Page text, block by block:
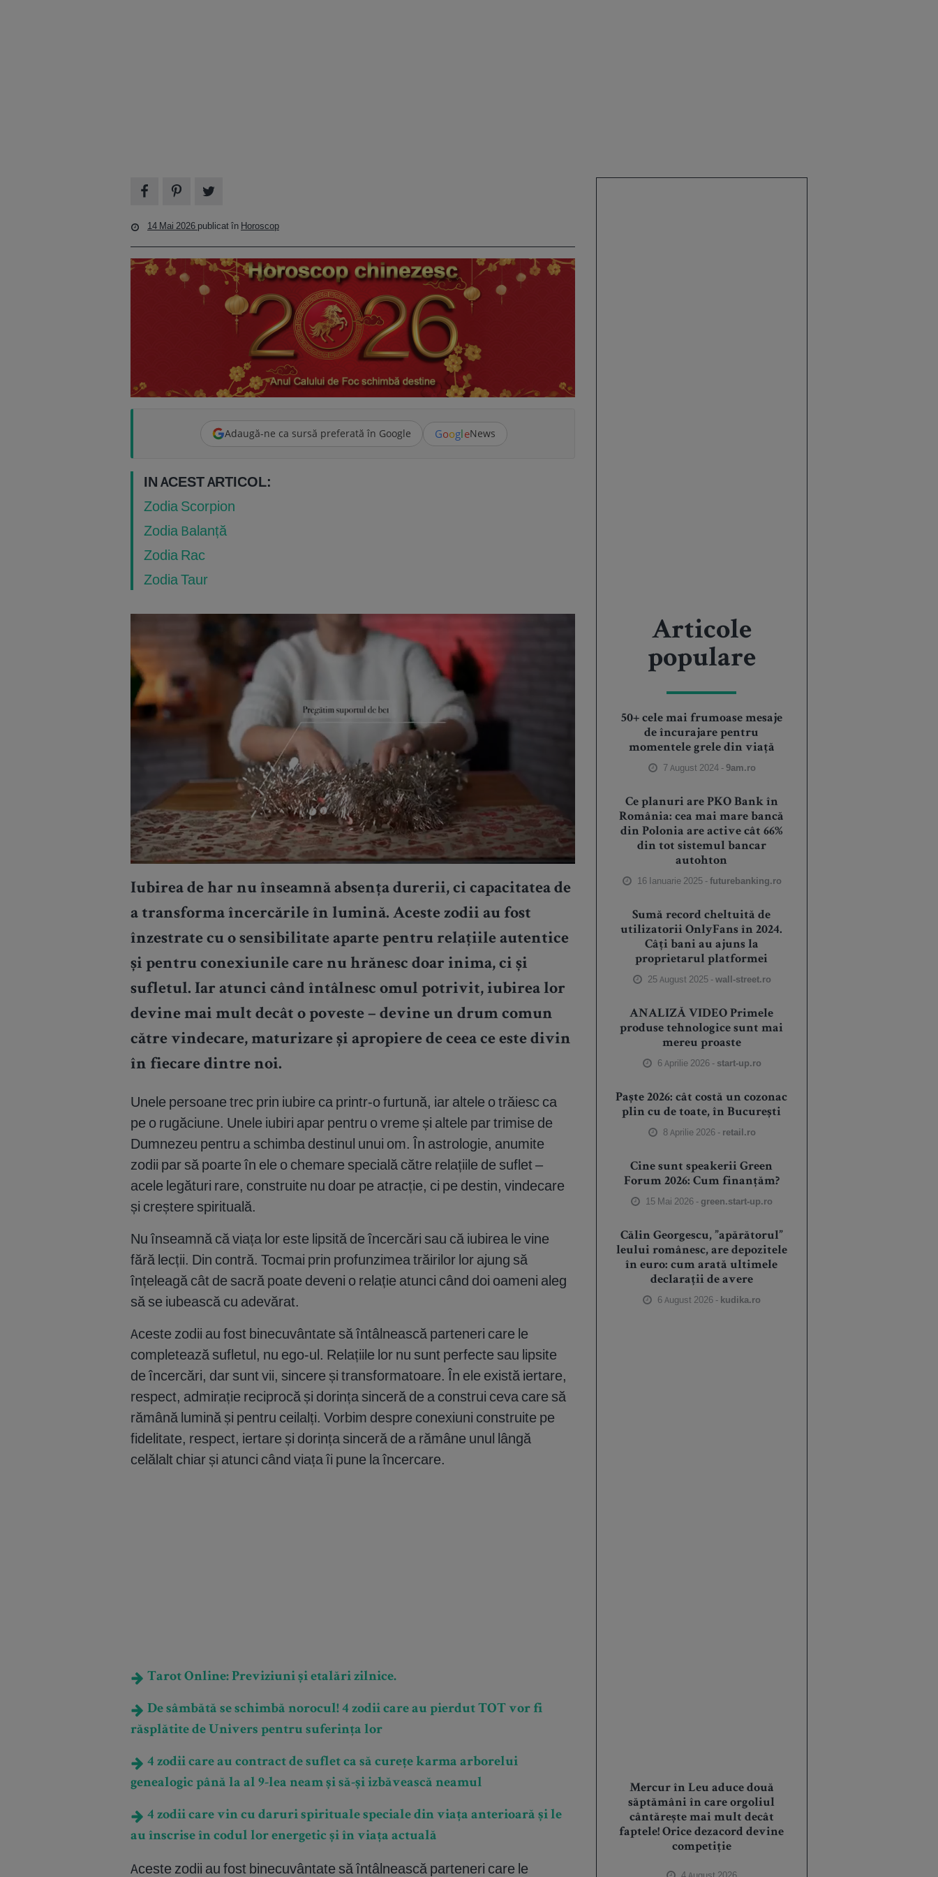
14 Mai 2026 publicat în Horoscop
Adaugă-ne ca sursă preferată în Google GoogleNews
IN ACEST ARTICOL:
Zodia Scorpion
Zodia Balanță
Zodia Rac
Zodia Taur
Iubirea de har nu înseamnă absența durerii, ci capacitatea de
a transforma încercările în lumină. Aceste zodii au fost
înzestrate cu o sensibilitate aparte pentru relațiile autentice
și pentru conexiunile care nu hrănesc doar inima, ci și
sufletul. Iar atunci când întâlnesc omul potrivit, iubirea lor
devine mai mult decât o poveste – devine un drum comun
către vindecare, maturizare și apropiere de ceea ce este divin
în fiecare dintre noi.
Unele persoane trec prin iubire ca printr-o furtună, iar altele o trăiesc ca
pe o rugăciune. Unele iubiri apar pentru o vreme și altele par trimise de
Dumnezeu pentru a schimba destinul unui om. În astrologie, anumite
zodii par să poarte în ele o chemare specială către relațiile de suflet –
acele legături rare, construite nu doar pe atracție, ci pe destin, vindecare
și creștere spirituală.
Nu înseamnă că viața lor este lipsită de încercări sau că iubirea le vine
fără lecții. Din contră. Tocmai prin profunzimea trăirilor lor ajung să
înțeleagă cât de sacră poate deveni o relație atunci când doi oameni aleg
să se iubească cu adevărat.
Aceste zodii au fost binecuvântate să întâlnească parteneri care le
completează sufletul, nu ego-ul. Relațiile lor nu sunt perfecte sau lipsite
de încercări, dar sunt vii, sincere și transformatoare. În ele există iertare,
respect, admirație reciprocă și dorința sinceră de a construi ceva care să
rămână lumină și pentru ceilalți. Vorbim despre conexiuni construite pe
fidelitate, respect, iertare și dorința sinceră de a rămâne unul lângă
celălalt chiar și atunci când viața îi pune la încercare.
Tarot Online: Previziuni și etalări zilnice.
De sâmbătă se schimbă norocul! 4 zodii care au pierdut TOT vor fi
răsplătite de Univers pentru suferința lor
4 zodii care au contract de suflet ca să curețe karma arborelui
genealogic până la al 9-lea neam și să-și izbăvească neamul
4 zodii care vin cu daruri spirituale speciale din viața anterioară și le
au înscrise în codul lor energetic și în viața actuală
Aceste zodii au fost binecuvântate să întâlnească parteneri care le
Articole
populare
50+ cele mai frumoase mesaje
de încurajare pentru
momentele grele din viață
7 August 2024 -9am.ro
Ce planuri are PKO Bank în
România: cea mai mare bancă
din Polonia are active cât 66%
din tot sistemul bancar
autohton
16 Ianuarie 2025 -futurebanking.ro
Sumă record cheltuită de
utilizatorii OnlyFans în 2024.
Câți bani au ajuns la
proprietarul platformei
25 August 2025 -wall-street.ro
ANALIZĂ VIDEO Primele
produse tehnologice sunt mai
mereu proaste
6 Aprilie 2026 - start-up.ro
Paște 2026: cât costă un cozonac
plin cu de toate, în București
8 Aprilie 2026 - retail.ro
Cine sunt speakerii Green
Forum 2026: Cum finanțăm?
15 Mai 2026 - green.start-up.ro
Călin Georgescu, ”apărătorul”
leului românesc, are depozitele
în euro: cum arată ultimele
declarații de avere
6 August 2026 - kudika.ro
Mercur în Leu aduce două
săptămâni în care orgoliul
cântărește mai mult decât
faptele! Orice dezacord devine
competiție